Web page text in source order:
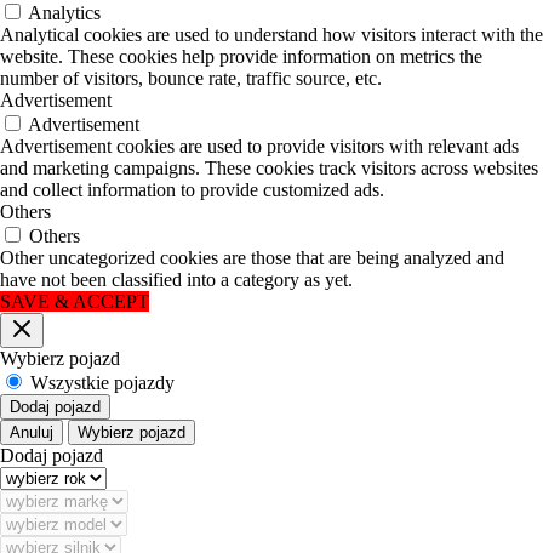
Analytics
Analytical cookies are used to understand how visitors interact with the
website. These cookies help provide information on metrics the
number of visitors, bounce rate, traffic source, etc.
Advertisement
Advertisement
Advertisement cookies are used to provide visitors with relevant ads
and marketing campaigns. These cookies track visitors across websites
and collect information to provide customized ads.
Others
Others
Other uncategorized cookies are those that are being analyzed and
have not been classified into a category as yet.
SAVE & ACCEPT
Blisko
Wybierz pojazd
Wszystkie pojazdy
Dodaj pojazd
Anuluj
Wybierz pojazd
Dodaj pojazd